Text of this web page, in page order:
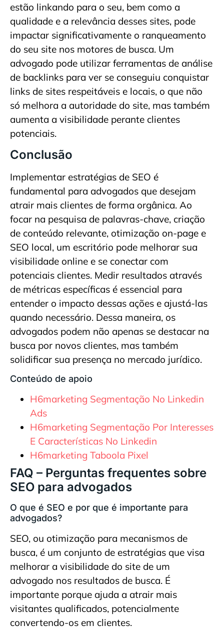
estão linkando para o seu, bem como a
qualidade e a relevância desses sites, pode
impactar significativamente o ranqueamento
do seu site nos motores de busca. Um
advogado pode utilizar ferramentas de análise
de backlinks para ver se conseguiu conquistar
links de sites respeitáveis e locais, o que não
só melhora a autoridade do site, mas também
aumenta a visibilidade perante clientes
potenciais.
Conclusão
Implementar estratégias de SEO é
fundamental para advogados que desejam
atrair mais clientes de forma orgânica. Ao
focar na pesquisa de palavras-chave, criação
de conteúdo relevante, otimização on-page e
SEO local, um escritório pode melhorar sua
visibilidade online e se conectar com
potenciais clientes. Medir resultados através
de métricas específicas é essencial para
entender o impacto dessas ações e ajustá-las
quando necessário. Dessa maneira, os
advogados podem não apenas se destacar na
busca por novos clientes, mas também
solidificar sua presença no mercado jurídico.
Conteúdo de apoio
H6marketing Segmentação No Linkedin
Ads
H6marketing Segmentação Por Interesses
E Características No Linkedin
H6marketing Taboola Pixel
FAQ – Perguntas frequentes sobre
SEO para advogados
O que é SEO e por que é importante para
advogados?
SEO, ou otimização para mecanismos de
busca, é um conjunto de estratégias que visa
melhorar a visibilidade do site de um
advogado nos resultados de busca. É
importante porque ajuda a atrair mais
visitantes qualificados, potencialmente
convertendo-os em clientes.